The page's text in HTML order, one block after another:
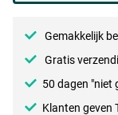
Gemakkelijk
Gratis
50 dagen "niet
Klanten geven